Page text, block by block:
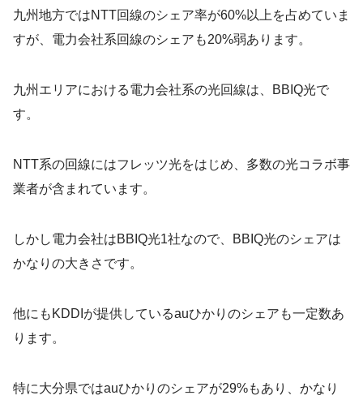
九州地方ではNTT回線のシェア率が60%以上を占めていま
すが、電力会社系回線のシェアも20%弱あります。
九州エリアにおける電力会社系の光回線は、BBIQ光で
す。
NTT系の回線にはフレッツ光をはじめ、多数の光コラボ事
業者が含まれています。
しかし電力会社はBBIQ光1社なので、BBIQ光のシェアは
かなりの大きさです。
他にもKDDIが提供しているauひかりのシェアも一定数あ
ります。
特に大分県ではauひかりのシェアが29%もあり、かなり